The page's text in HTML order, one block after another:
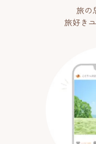
旅の
旅好き